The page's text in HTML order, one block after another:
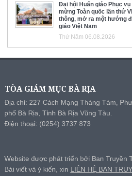
Đại hội Huấn giáo Phục
mừng Toàn quốc lần thứ
thông, mở ra một hướng
giáo Việt Nam
Thứ Năm 06.08.2026
TÒA GIÁM MỤC BÀ RỊA
Địa chỉ: 227 Cách Mạng Tháng Tám,
phố Bà Rịa, Tỉnh Bà Rịa Vũng Tàu.
Điện thoại: (0254) 3737 873
Website được phát triển bởi Ban Truyền
Bài viết và ý kiến, xin LIÊN HỆ BAN